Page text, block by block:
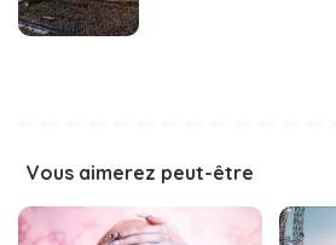
Vous aimerez peut-être